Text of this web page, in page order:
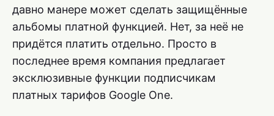
давно манере может сделать защищённые
альбомы платной функцией. Нет, за неё не
придётся платить отдельно. Просто в
последнее время компания предлагает
эксклюзивные функции подписчикам
платных тарифов Google One.